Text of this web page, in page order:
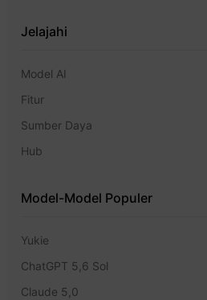
Jelajahi
Model AI
Fitur
Sumber Daya
Hub
Model-Model Populer
Yukie
ChatGPT 5,6 Sol
Claude 5,0